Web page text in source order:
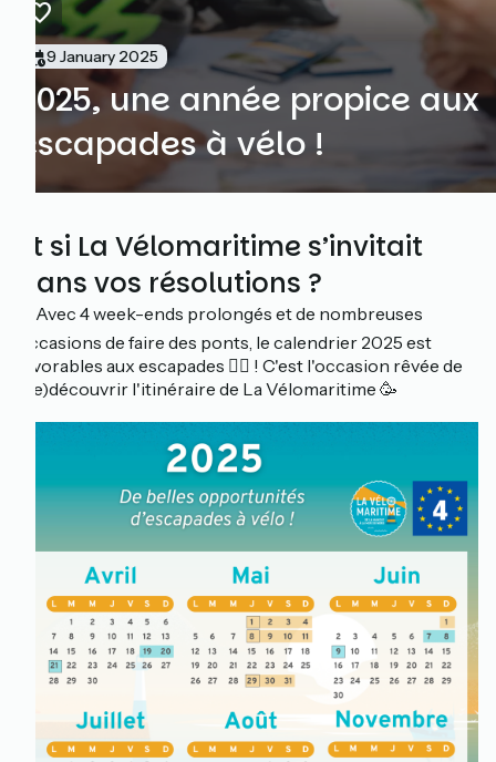
9 January 2025
2025, une année propice aux
escapades à vélo !
Et si La Vélomaritime s’invitait
dans vos résolutions ?
🗓️ Avec 4 week-ends prolongés et de nombreuses
occasions de faire des ponts, le calendrier 2025 est
favorables aux escapades 🚴‍♀️ ! C'est l'occasion rêvée de
(re)découvrir l'itinéraire de La Vélomaritime 🥳